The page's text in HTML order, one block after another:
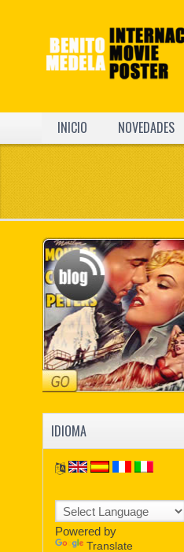
INICIO NOVEDADES
IDIOMA
Powered by
Translate